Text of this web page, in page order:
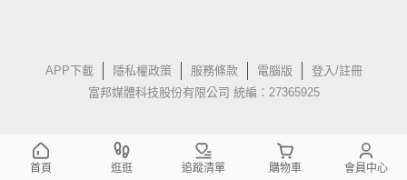
APP下載 隱私權政策 服務條款 電腦版
登入/註冊
富邦媒體科技股份有限公司 統編：27365925
首頁 逛逛 追蹤清單 購物車 會員中心